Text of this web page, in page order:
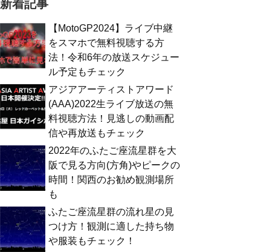
新着記事
【MotoGP2024】ライブ中継
をスマホで無料視聴する方
法！令和6年の放送スケジュー
ル予定もチェック
アジアアーティストアワード
(AAA)2022生ライブ放送の無
料視聴方法！見逃しの動画配
信や再放送もチェック
2022年のふたご座流星群を大
阪で見る方向(方角)やピークの
時間！関西のお勧め観測場所
も
ふたご座流星群の流れ星の見
つけ方！観測に適した持ち物
や服装もチェック！